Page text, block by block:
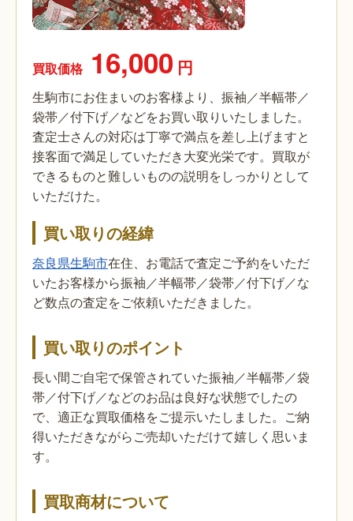
買取価格 16,000 円
生駒市にお住まいのお客様より、振袖／半幅帯／
袋帯／付下げ／などをお買い取りいたしました。
査定士さんの対応は丁寧で満点を差し上げますと
接客面で満足していただき大変光栄です。買取が
できるものと難しいものの説明をしっかりとして
いただけた。
買い取りの経緯
奈良県生駒市在住、お電話で査定ご予約をいただ
いたお客様から振袖／半幅帯／袋帯／付下げ／な
ど数点の査定をご依頼いただきました。
買い取りのポイント
長い間ご自宅で保管されていた振袖／半幅帯／袋
帯／付下げ／などのお品は良好な状態でしたの
で、適正な買取価格をご提示いたしました。ご納
得いただきながらご売却いただけて嬉しく思いま
す。
買取商材について